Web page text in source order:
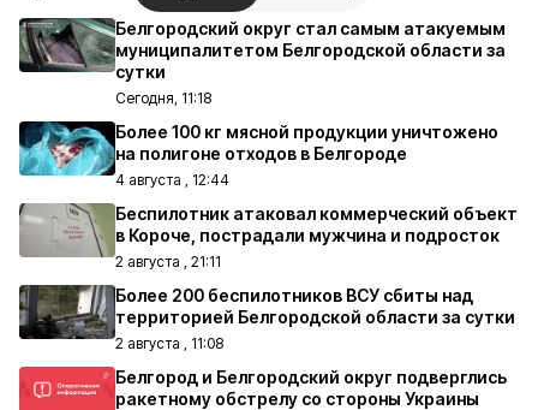
Белгородский округ стал самым атакуемым
муниципалитетом Белгородской области за
сутки
Сегодня, 11:18
Более 100 кг мясной продукции уничтожено
на полигоне отходов в Белгороде
4 августа , 12:44
Беспилотник атаковал коммерческий объект
в Короче, пострадали мужчина и подросток
2 августа , 21:11
Более 200 беспилотников ВСУ сбиты над
территорией Белгородской области за сутки
2 августа , 11:08
Белгород и Белгородский округ подверглись
ракетному обстрелу со стороны Украины